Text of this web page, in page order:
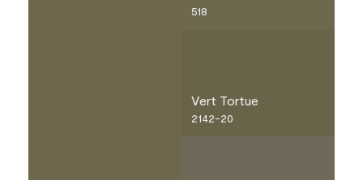
518
Vert Tortue
2142-20